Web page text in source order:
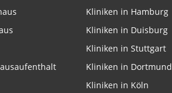
Kliniken in Hamburg
Kliniken in Duisburg
Kliniken in Stuttgart
Kliniken in Dortmund
Kliniken in Köln